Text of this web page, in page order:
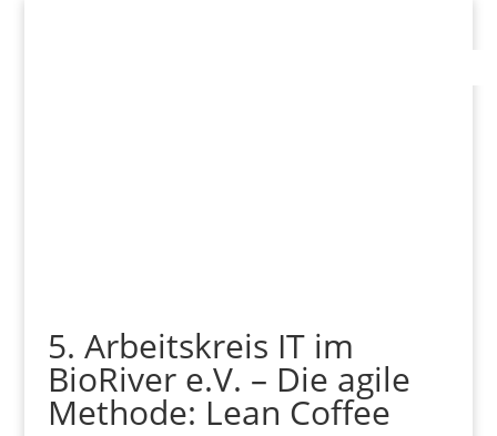
5. Arbeitskreis IT im
BioRiver e.V. – Die agile
Methode: Lean Coffee